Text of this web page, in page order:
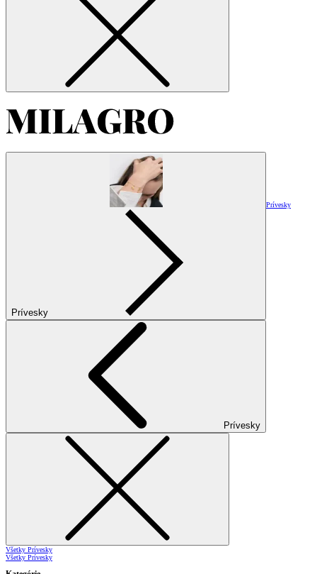
Prívesky
Prívesky
Prívesky
Všetky Prívesky
Všetky Prívesky